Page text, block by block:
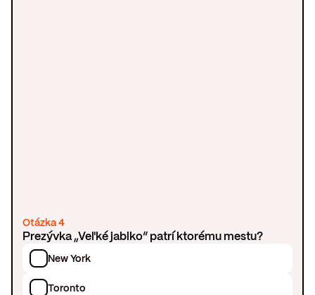
Otázka 4
Prezývka „Veľké jablko“ patrí ktorému mestu?
New York
Toronto